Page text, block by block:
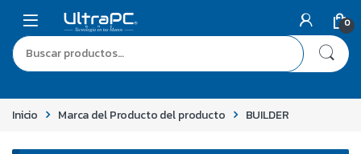
0
Inicio Marca del Producto del producto BUILDER